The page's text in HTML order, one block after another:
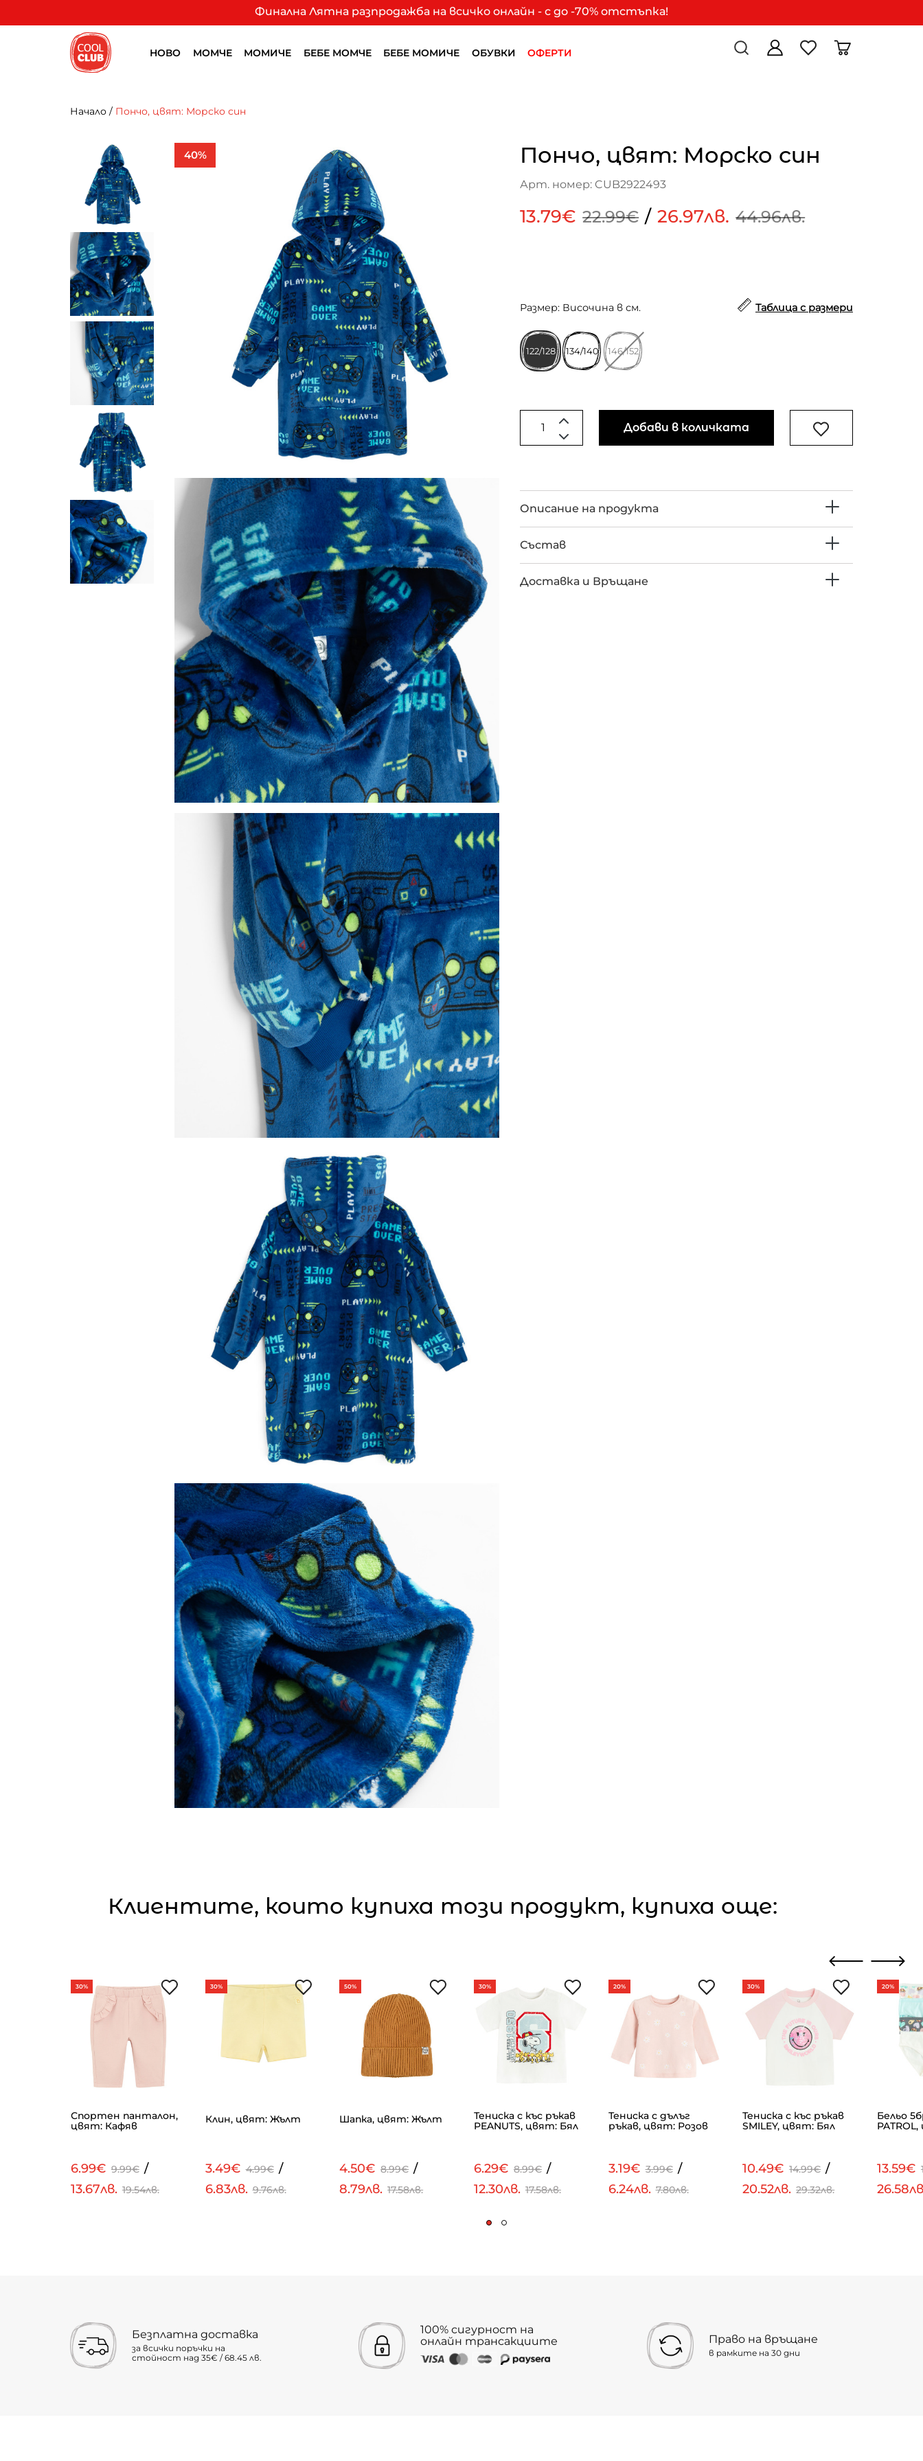
Финална Лятна разпродажба на всичко онлайн - с до -70% отстъпка!
НОВО МОМЧЕ МОМИЧЕ БЕБЕ МОМЧЕ БЕБЕ МОМИЧЕ ОБУВКИ ОФЕРТИ
Начало / Пончо, цвят: Морско син
40% Пончо, цвят: Морско син
Арт. номер: CUB2922493
13.79€ 22.99€ / 26.97лв. 44.96лв.
Размер: Височина в см. Таблица с размери
122/128 134/140 146/152
Добави в количката
Описание на продукта
Състав
Доставка и Връщане
Клиентите, които купиха този продукт, купиха още:
30%
Спортен панталон,
цвят: Кафяв
6.99€ 9.99€ /
13.67лв. 19.54лв.
30%
Клин, цвят: Жълт
3.49€ 4.99€ /
6.83лв. 9.76лв.
50%
Шапка, цвят: Жълт
4.50€ 8.99€ /
8.79лв. 17.58лв.
30%
Тениска с къс ръкав
PEANUTS, цвят: Бял
6.29€ 8.99€ /
12.30лв. 17.58лв.
20%
Тениска с дълъг
ръкав, цвят: Розов
3.19€ 3.99€ /
6.24лв. 7.80лв.
30%
Тениска с къс ръкав
SMILEY, цвят: Бял
10.49€ 14.99€ /
20.52лв. 29.32лв.
20%
Бельо
13.59€
Безплатна доставка
за всички поръчки на
стойност над 35€ / 68.45 лв.
100% сигурност на
онлайн трансакциите
Право на връщане
в рамките на 30 дни